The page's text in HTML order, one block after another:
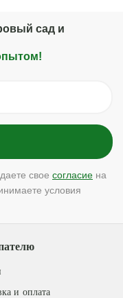
сад и
свое согласие на
условия
и оплата